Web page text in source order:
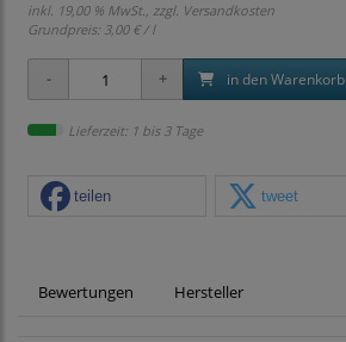
inkl. 19,00 % MwSt., zzgl. Versandkosten
Grundpreis: 3,00 € / l
in den Warenkorb
Lieferzeit: 1 bis 3 Tage
teilen tweet
Bewertungen Hersteller